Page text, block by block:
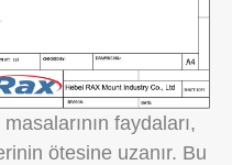
faydaları,
ötesine uzanır. Bu